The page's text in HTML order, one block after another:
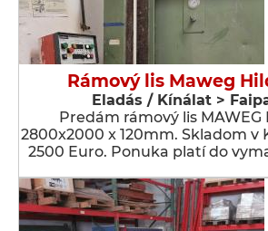
Rámový lis Maweg
Eladás / Kínálat >
Predám rámový lis
2800x2000 x 120mm. Skladom v
2500 Euro. Ponuka platí do